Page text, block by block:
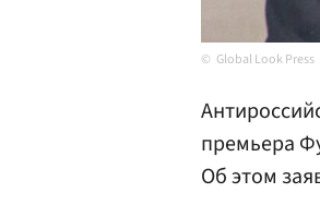
Global Look Press
премьера
Об этом